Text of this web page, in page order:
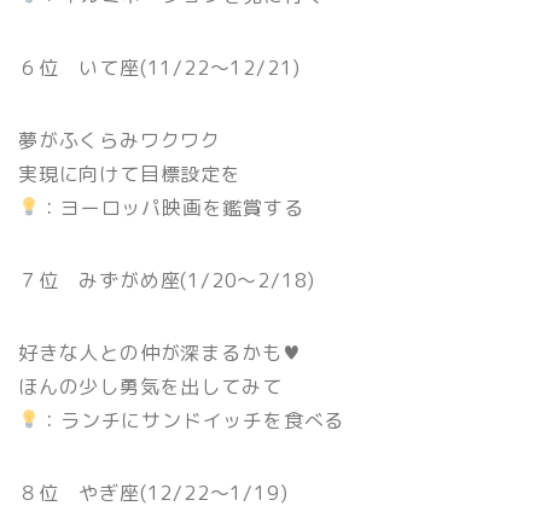
６位 いて座(11/22〜12/21)
夢がふくらみワクワク
実現に向けて目標設定を
：ヨーロッパ映画を鑑賞する
７位 みずがめ座(1/20〜2/18)
好きな人との仲が深まるかも♥
ほんの少し勇気を出してみて
：ランチにサンドイッチを食べる
８位 やぎ座(12/22〜1/19)